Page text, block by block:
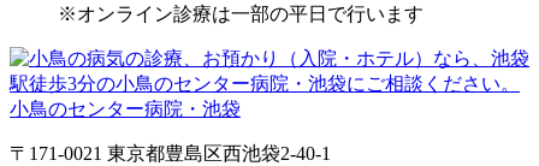
※オンライン診療は一部の平日で行います
小鳥のセンター病院・池袋
〒171-0021 東京都豊島区西池袋2-40-1